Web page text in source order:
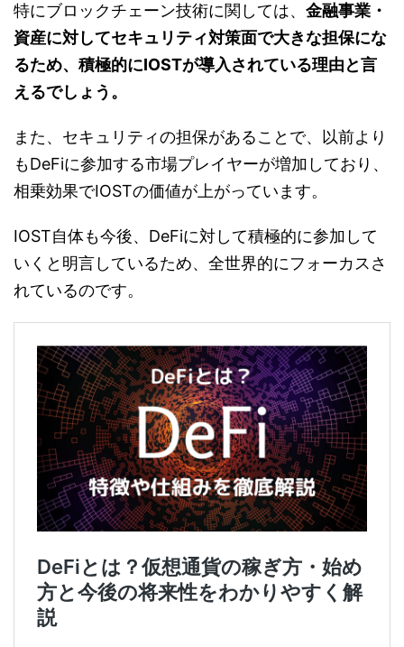
特にブロックチェーン技術に関しては、 金融事業・
資産に対してセキュリティ対策面で大きな担保にな
るため、積極的にIOSTが導入されている理由と言
えるでしょう。
また、セキュリティの担保があることで、以前より
もDeFiに参加する市場プレイヤーが増加しており、
相乗効果でIOSTの価値が上がっています。
IOST自体も今後、DeFiに対して積極的に参加して
いくと明言しているため、全世界的にフォーカスさ
れているのです。